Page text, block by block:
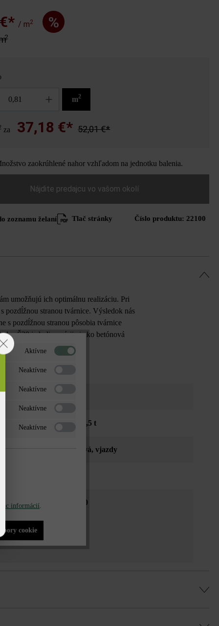
/ m2 %
2
m2
za 37,18 €* 52,01 €*
zaokrúhlené nahor vzhľadom na jednotku balenia.
Nájdite predajcu vo vašom okolí
zoznamu želaní Tlač stránky Číslo produktu: 22100
umožňujú ich optimálnu realizáciu. Pri
pozdĺžnou stranou tvárnice. Výsledok nás
s pozdĺžnou stranou pôsobia tvárnice
Š30 je k dispozícii aj ako betónová
osobnými autami do 3,5 t
, verejné priestranstvá, vjazdy
Duoprotect DP30
Aktívne
Neaktívne
Neaktívne
Neaktívne
Neaktívne
Viac informácií.
cookie